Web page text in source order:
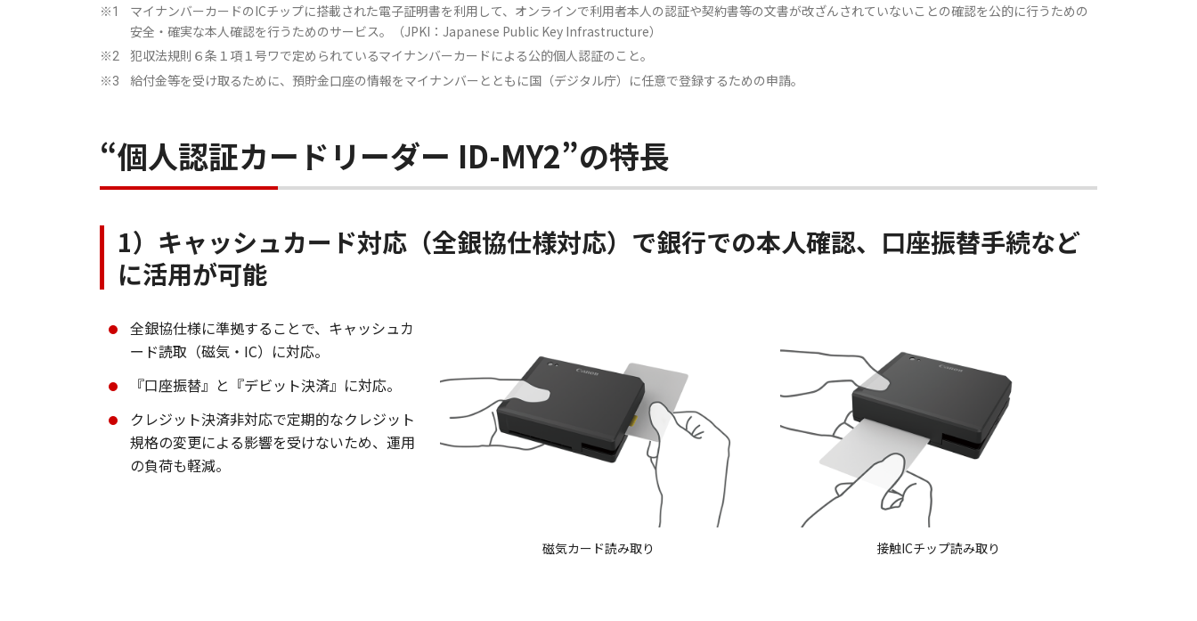
※1
マイナンバーカードのICチップに搭載された電子証明書を利用して、オンラインで利用者本人の認証や契約書等の文書が改ざんされていないことの確認を公的に行うための
安全・確実な本人確認を行うためのサービス。（JPKI：Japanese Public Key Infrastructure）
※2 犯収法規則６条１項１号ワで定められているマイナンバーカードによる公的個人認証のこと。
※3 給付金等を受け取るために、預貯金口座の情報をマイナンバーとともに国（デジタル庁）に任意で登録するための申請。
“個人認証カードリーダー ID-MY2”の特長
1）キャッシュカード対応（全銀協仕様対応）で銀行での本人確認、口座振替手続など
に活用が可能
全銀協仕様に準拠することで、キャッシュカ
ード読取（磁気・IC）に対応。
『口座振替』と『デビット決済』に対応。
クレジット決済非対応で定期的なクレジット
規格の変更による影響を受けないため、運用
の負荷も軽減。
磁気カード読み取り 接触ICチップ読み取り